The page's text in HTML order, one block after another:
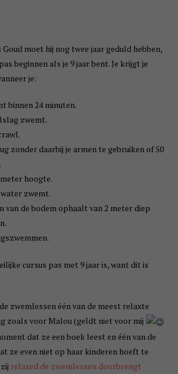
moet hij nog twee jaar geduld hebben,
beginnen als je 9 jaar bent. Je krijgt je
je:
binnen 24 minuten.
zwemt.
zonder daarbij je armen te gebruiken of 50
hoogte.
zwemt.
van de bodem ophaalt van 2 meter diep
cursus pas met 9 jaar is, want dit is
zwemlessen één van de meest relaxte
zoals voor Malou (geldt niet voor mij
dat ze een boek leest en één van de
ze even niet op haar kinderen hoeft te
relaxed de zwemlessen doorbrengt